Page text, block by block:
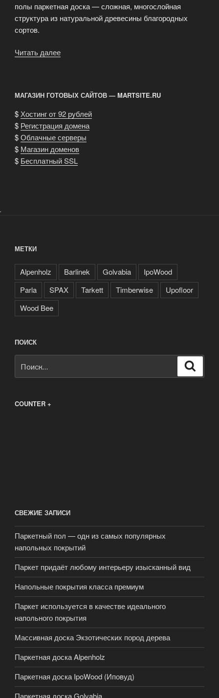
полы паркетная доска — сложная, многослойная
структура из натуральной древесины благородных
сортов.
Читать далее
МАГАЗИН ГОТОВЫХ САЙТОВ — MARTSITE.RU
$ Хостинг от 92 рублей
$ Регистрация домена
$Облачные серверы
$ Магазин доменов
$ Бесплатный SSL
.
МЕТКИ
Alpenholz Barlinek Golvabia
IpoWood
Parla
SPAX Tarkett Timberwise
Upofloor
Wood Bee
ПОИСК
COUNTER +
СВЕЖИЕ ЗАПИСИ
Паркетный пол — одн из самых популярных
напольных покрытий
Паркет придаёт любому интерьеру изысканный вид
Напольные покрытия класса премиум
Паркет используется в качестве идеального
напольного покрытия
Массивная доска Экзотических пород дерева
Паркетная доска Alpenholz
Паркетная доска IpoWood (Иповуд)
Паркетная доска Golvabia